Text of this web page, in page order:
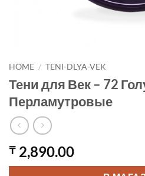
HOME / TENI-DLYA-VEK
Тени для Век – 72
Перламутровые
₸ 2,890.00